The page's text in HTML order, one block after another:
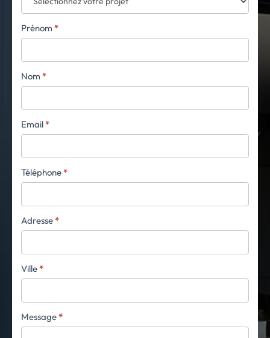
téléphone
Prénom *
Nom *
Email*
Téléphone*
Adresse*
Ville*
Message*